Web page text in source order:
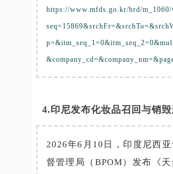
https://www.mfds.go.kr/brd/m_1060/
4.印尼发布化妆品召回与销
2026年6月10日，印度尼西
督管理局（BPOM）发布《